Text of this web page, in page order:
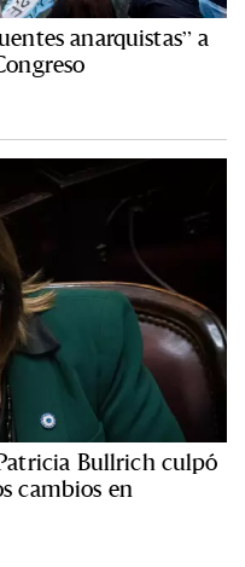
anarquistas” a
Bullrich culpó
cambios en